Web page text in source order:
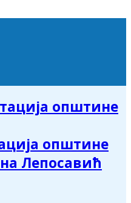
општине
Лепосавић